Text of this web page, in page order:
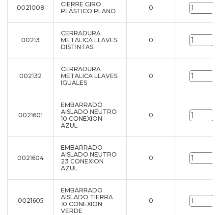
0021008
CIERRE GIRO
PLÁSTICO PLANO
0
00213
CERRADURA
METALICA LLAVES
DISTINTAS
0
002132
CERRADURA
METALICA LLAVES
IGUALES
0
0021601
EMBARRADO
AISLADO NEUTRO
10 CONEXION
AZUL
0
0021604
EMBARRADO
AISLADO NEUTRO
23 CONEXION
AZUL
0
0021605
EMBARRADO
AISLADO TIERRA
10 CONEXION
VERDE
0